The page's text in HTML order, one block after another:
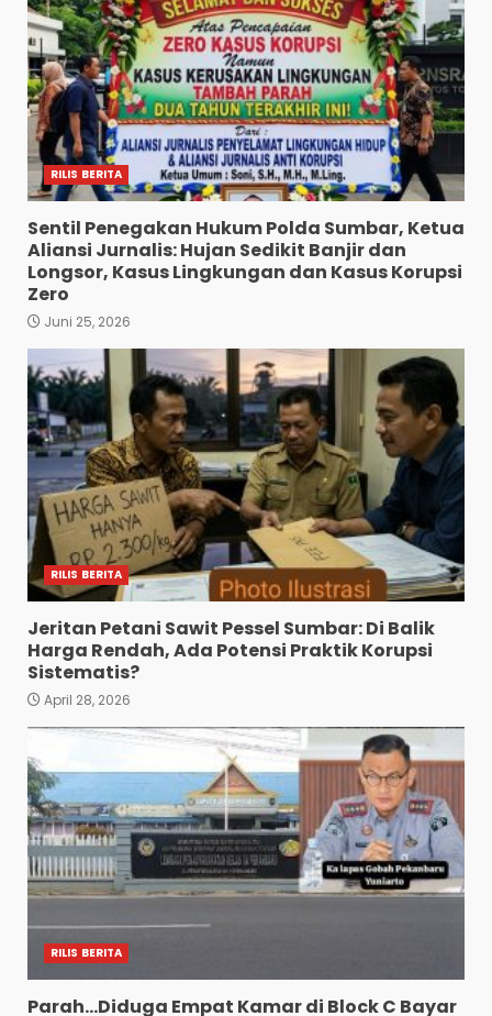
RILIS BERITA
Sentil Penegakan Hukum Polda Sumbar, Ketua
Aliansi Jurnalis: Hujan Sedikit Banjir dan
Longsor, Kasus Lingkungan dan Kasus Korupsi
Zero
Juni 25, 2026
RILIS BERITA
Jeritan Petani Sawit Pessel Sumbar: Di Balik
Harga Rendah, Ada Potensi Praktik Korupsi
Sistematis?
April 28, 2026
RILIS BERITA
Parah…Diduga Empat Kamar di Block C Bayar